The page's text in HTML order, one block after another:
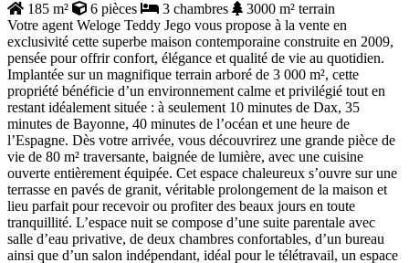
185 m² 6 pièces 3 chambres
3000 m² terrain
Votre agent Weloge Teddy Jego vous propose à la vente en
exclusivité cette superbe maison contemporaine construite en 2009,
pensée pour offrir confort, élégance et qualité de vie au quotidien.
Implantée sur un magnifique terrain arboré de 3 000 m², cette
propriété bénéficie d’un environnement calme et privilégié tout en
restant idéalement située : à seulement 10 minutes de Dax, 35
minutes de Bayonne, 40 minutes de l’océan et une heure de
l’Espagne. Dès votre arrivée, vous découvrirez une grande pièce de
vie de 80 m² traversante, baignée de lumière, avec une cuisine
ouverte entièrement équipée. Cet espace chaleureux s’ouvre sur une
terrasse en pavés de granit, véritable prolongement de la maison et
lieu parfait pour recevoir ou profiter des beaux jours en toute
tranquillité. L’espace nuit se compose d’une suite parentale avec
salle d’eau privative, de deux chambres confortables, d’un bureau
ainsi que d’un salon indépendant, idéal pour le télétravail, un espace